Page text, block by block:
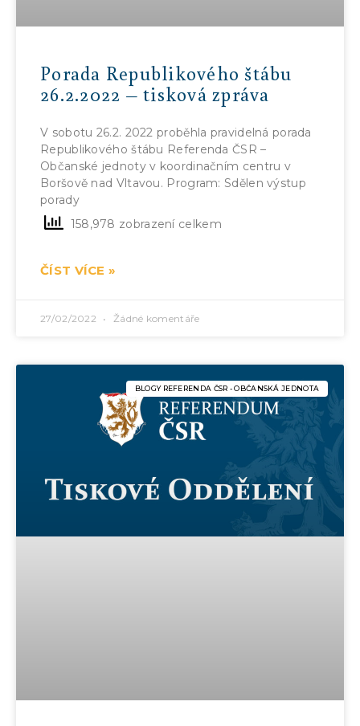
Porada Republikového štábu
26.2.2022 – tisková zpráva
V sobotu 26.2. 2022 proběhla pravidelná porada
Republikového štábu Referenda ČSR –
Občanské jednoty v koordinačním centru v
Boršově nad Vltavou. Program: Sdělen výstup
porady
158,978 zobrazení celkem
ČÍST VÍCE »
27/02/2022 Žádné komentáře
BLOGY REFERENDA ČSR - OBČANSKÁ JEDNOTA